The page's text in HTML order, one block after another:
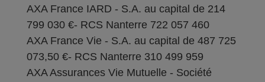
AXA France IARD - S.A. au capital de 214
799 030 €- RCS Nanterre 722 057 460
AXA France Vie - S.A. au capital de 487 725
073,50 €- RCS Nanterre 310 499 959
AXA Assurances Vie Mutuelle - Société